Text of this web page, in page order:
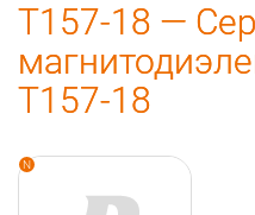
T157-18 —
T157-18